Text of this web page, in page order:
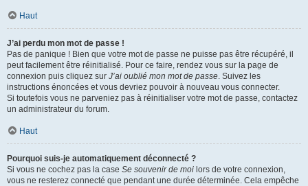
Haut
J’ai perdu mon mot de passe !
Pas de panique ! Bien que votre mot de passe ne puisse pas être récupéré, il
peut facilement être réinitialisé. Pour ce faire, rendez vous sur la page de
connexion puis cliquez sur J’ai oublié mon mot de passe. Suivez les
instructions énoncées et vous devriez pouvoir à nouveau vous connecter.
Si toutefois vous ne parveniez pas à réinitialiser votre mot de passe, contactez
un administrateur du forum.
Haut
Pourquoi suis-je automatiquement déconnecté ?
Si vous ne cochez pas la case Se souvenir de moi lors de votre connexion,
vous ne resterez connecté que pendant une durée déterminée. Cela empêche